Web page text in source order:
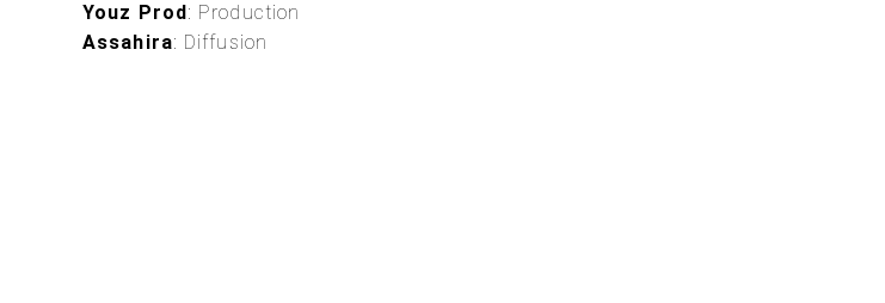
Youz Prod : Production
Assahira: Diffusion